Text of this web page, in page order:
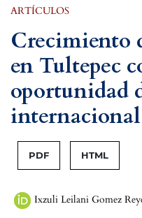
ARTÍCULOS
Crecimiento
en Tultepec
oportunidad
internacional
PDF HTML
Ixzuli Leilani Gomez